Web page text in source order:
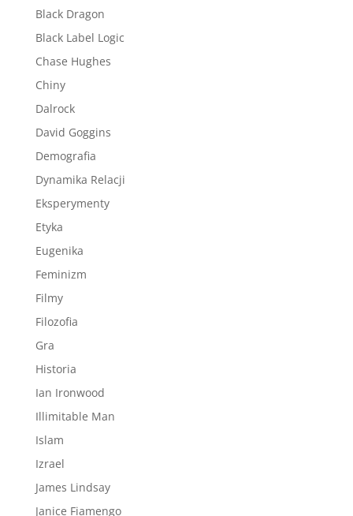
Black Dragon
Black Label Logic
Chase Hughes
Chiny
Dalrock
David Goggins
Demografia
Dynamika Relacji
Eksperymenty
Etyka
Eugenika
Feminizm
Filmy
Filozofia
Gra
Historia
Ian Ironwood
Illimitable Man
Islam
Izrael
James Lindsay
Janice Fiamengo